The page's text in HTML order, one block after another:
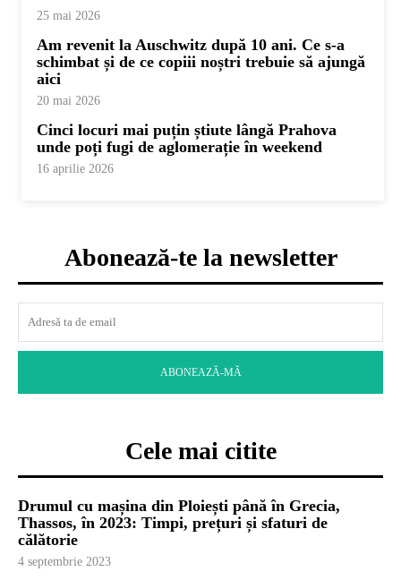
25 mai 2026
Am revenit la Auschwitz după 10 ani. Ce s-a
schimbat și de ce copiii noștri trebuie să ajungă
aici
20 mai 2026
Cinci locuri mai puțin știute lângă Prahova
unde poți fugi de aglomerație în weekend
16 aprilie 2026
Abonează-te la newsletter
ABONEAZĂ-MĂ
Cele mai citite
Drumul cu mașina din Ploiești până în Grecia,
Thassos, în 2023: Timpi, prețuri și sfaturi de
călătorie
4 septembrie 2023